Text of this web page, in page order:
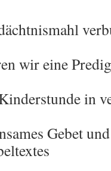
wir eine
in
Gebet